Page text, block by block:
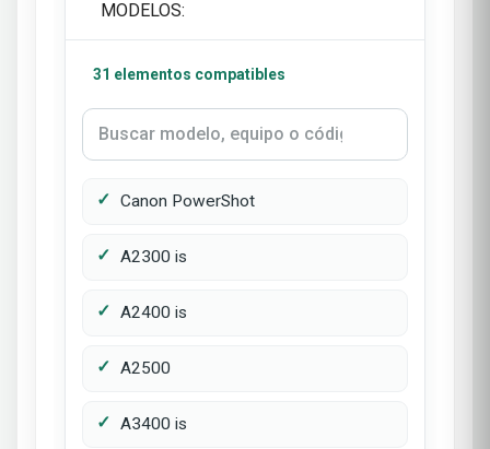
MODELOS:
31 elementos compatibles
Canon PowerShot
A2300 is
A2400 is
A2500
A3400 is